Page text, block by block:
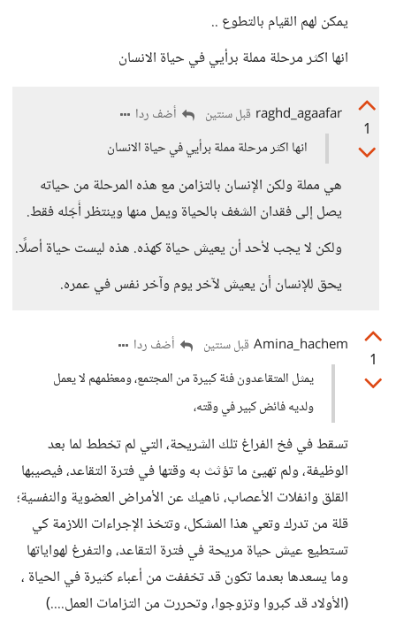
يمكن لهم القيام بالتطوع ..
انها اكثر مرحلة مملة برأيي في حياة الانسان
1
raghd_agaafar قبل سنتين
أضف ردا
انها اكثر مرحلة مملة برأيي في حياة الانسان
هي مملة ولكن الإنسان بالتزامن مع هذه المرحلة من حياته
يصل إلى فقدان الشغف بالحياة ويمل منها وينتظر أَجَله فقط.
ولكن لا يجب لأحد أن يعيش حياة كهذه. هذه ليست حياة أصلًا.
يحق للإنسان أن يعيش لآخر يوم وآخر نفس في عمره.
1
Amina_hachem قبل سنتين
أضف ردا
يمثل المتقاعدون فئة كبيرة من المجتمع، ومعظمهم لا يعمل
ولديه فائض كبير في وقته،
تسقط في فخ الفراغ تلك الشريحة، التي لم تخطط لما بعد
الوظيفة، ولم تهيئ ما تؤثث به وقتها في فترة التقاعد، فيصيبها
القلق وانفلات الأعصاب، ناهيك عن الأمراض العضوية والنفسية؛
قلة من تدرك وتعي هذا المشكل، وتتخذ الإجراءات اللازمة كي
تستطيع عيش حياة مريحة في فترة التقاعد، والتفرغ لهواياتها
وما يسعدها بعدما تكون قد تخففت من أعباء كثيرة في الحياة ،
(الأولاد قد كبروا وتزوجوا، وتحررت من التزامات العمل....)